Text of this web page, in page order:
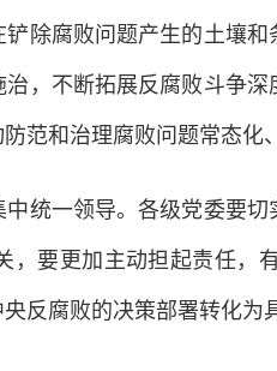
腐败问题产生的土壤和
，不断拓展反腐败斗争
范和治理腐败问题常态化
一领导。各级党委要切
，要更加主动担起责任，
反腐败的决策部署转化为